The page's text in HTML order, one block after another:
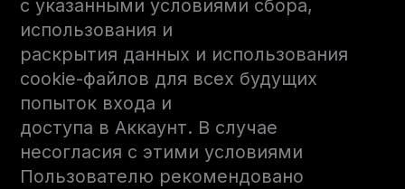
с указанными условиями сбора,
использования и
раскрытия данных и использования
cookie-файлов для всех будущих
попыток входа и
доступа в Аккаунт. В случае
несогласия с этими условиями
Пользователю рекомендовано